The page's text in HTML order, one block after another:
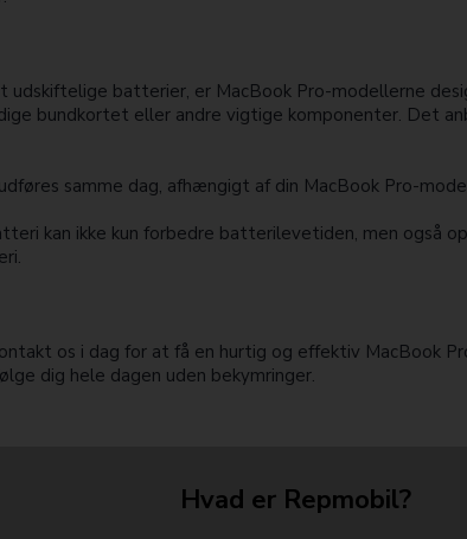
udskiftelige batterier, er MacBook Pro-modellerne
bundkortet eller andre vigtige komponenter. Det
samme dag, afhængigt af din MacBook Pro-
kan ikke kun forbedre batterilevetiden, men også
os i dag for at få en hurtig og effektiv MacBook
dig hele dagen uden bekymringer.
Hvad er Repmobil?